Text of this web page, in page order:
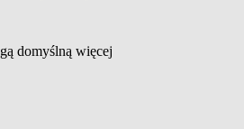
domyślną więcej